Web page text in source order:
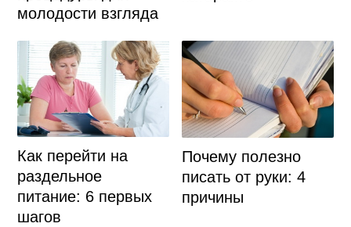
молодости взгляда
Как перейти на
раздельное
питание: 6 первых
шагов
Почему полезно
писать от руки: 4
причины